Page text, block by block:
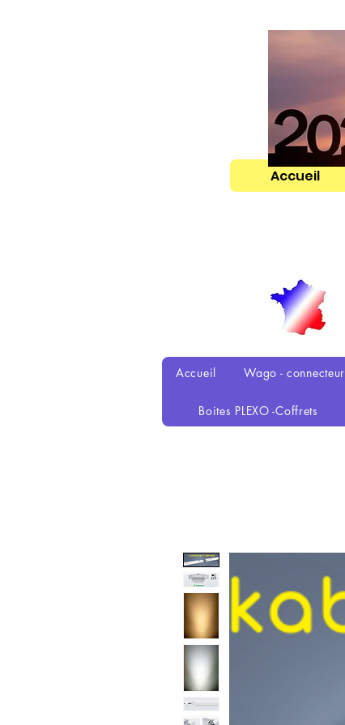
Accueil
Accueil Wago -
Boites PLEXO -Coffrets